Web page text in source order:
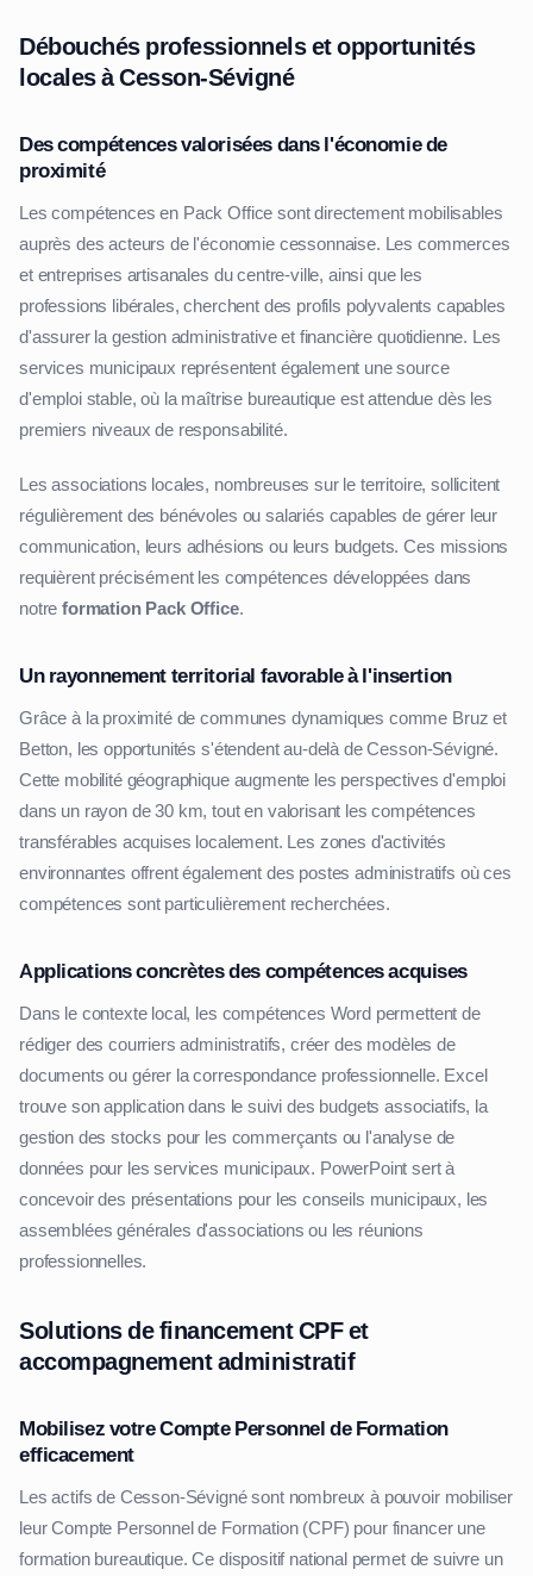
Débouchés professionnels et opportunités
locales à Cesson-Sévigné
Des compétences valorisées dans l'économie de
proximité
Les compétences en Pack Office sont directement mobilisables
auprès des acteurs de l'économie cessonnaise. Les commerces
et entreprises artisanales du centre-ville, ainsi que les
professions libérales, cherchent des profils polyvalents capables
d'assurer la gestion administrative et financière quotidienne. Les
services municipaux représentent également une source
d'emploi stable, où la maîtrise bureautique est attendue dès les
premiers niveaux de responsabilité.
Les associations locales, nombreuses sur le territoire, sollicitent
régulièrement des bénévoles ou salariés capables de gérer leur
communication, leurs adhésions ou leurs budgets. Ces missions
requièrent précisément les compétences développées dans
notreformation Pack Office.
Un rayonnement territorial favorable à l'insertion
Grâce à la proximité de communes dynamiques comme Bruz et
Betton, les opportunités s'étendent au-delà de Cesson-Sévigné.
Cette mobilité géographique augmente les perspectives d'emploi
dans un rayon de 30 km, tout en valorisant les compétences
transférables acquises localement. Les zones d'activités
environnantes offrent également des postes administratifs où ces
compétences sont particulièrement recherchées.
Applications concrètes des compétences acquises
Dans le contexte local, les compétences Word permettent de
rédiger des courriers administratifs, créer des modèles de
documents ou gérer la correspondance professionnelle. Excel
trouve son application dans le suivi des budgets associatifs, la
gestion des stocks pour les commerçants ou l'analyse de
données pour les services municipaux. PowerPoint sert à
concevoir des présentations pour les conseils municipaux, les
assemblées générales d'associations ou les réunions
professionnelles.
Solutions de financement CPF et
accompagnement administratif
Mobilisez votre Compte Personnel de Formation
efficacement
Les actifs de Cesson-Sévigné sont nombreux à pouvoir mobiliser
leur Compte Personnel de Formation (CPF) pour financer une
formation bureautique. Ce dispositif national permet de suivre un